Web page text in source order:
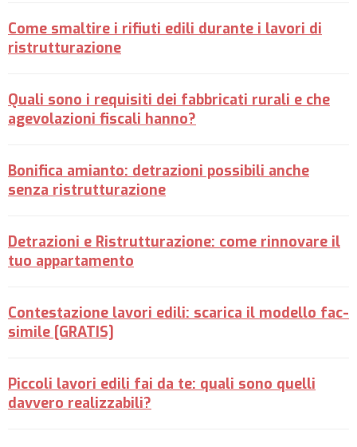
Come smaltire i rifiuti edili durante i lavori di
ristrutturazione
Quali sono i requisiti dei fabbricati rurali e che
agevolazioni fiscali hanno?
Bonifica amianto: detrazioni possibili anche
senza ristrutturazione
Detrazioni e Ristrutturazione: come rinnovare il
tuo appartamento
Contestazione lavori edili: scarica il modello fac-
simile [GRATIS]
Piccoli lavori edili fai da te: quali sono quelli
davvero realizzabili?